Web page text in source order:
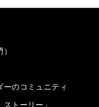
ーのコミュニティ
ストーリー」